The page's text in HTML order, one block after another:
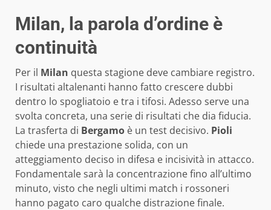
Milan, la parola d’ordine è
continuità
Per il Milan questa stagione deve cambiare registro.
I risultati altalenanti hanno fatto crescere dubbi
dentro lo spogliatoio e tra i tifosi. Adesso serve una
svolta concreta, una serie di risultati che dia fiducia.
La trasferta di Bergamo è un test decisivo. Pioli
chiede una prestazione solida, con un
atteggiamento deciso in difesa e incisività in attacco.
Fondamentale sarà la concentrazione fino all’ultimo
minuto, visto che negli ultimi match i rossoneri
hanno pagato caro qualche distrazione finale.